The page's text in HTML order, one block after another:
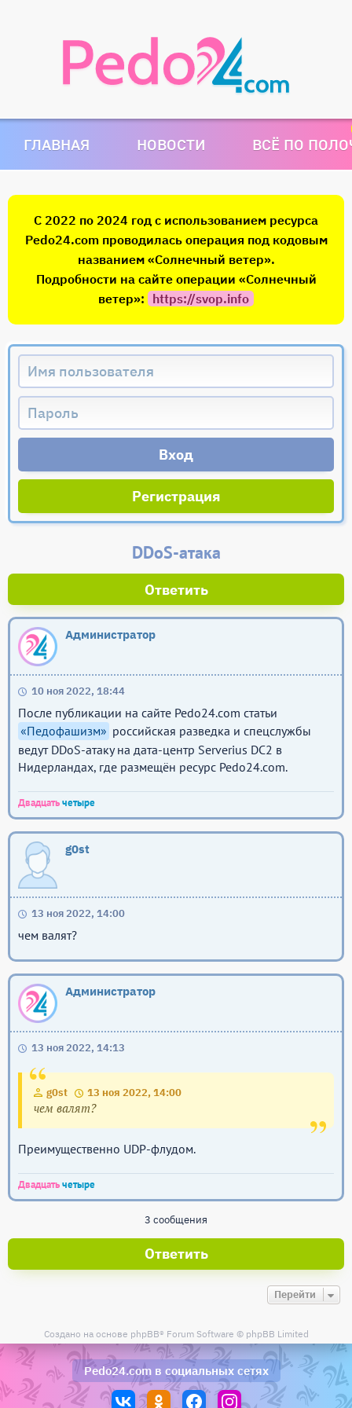
ГЛАВНАЯ НОВОСТИ ВСЁ ПО
С 2022 по 2024 год с использованием ресурса
Pedo24.com проводилась операция под кодовым
названием «Солнечный ветер».
Подробности на сайте операции «Солнечный
ветер»: https://svop.info
Регистрация
DDoS-атака
Ответить
Администратор
10 ноя 2022, 18:44
После публикации на сайте Pedo24.com статьи
«Педофашизм» российская разведка и спецслужбы
ведут DDoS-атаку на дата-центр Serverius DC2 в
Нидерландах, где размещён ресурс Pedo24.com.
Двадцатьчетыре
g0st
13 ноя 2022, 14:00
чем валят?
Администратор
13 ноя 2022, 14:13
g0st 13 ноя 2022, 14:00
чем валят?
Преимущественно UDP-флудом.
Двадцатьчетыре
3 сообщения
Ответить
Перейти
Создано на основе phpBB® Forum Software © phpBB Limited
Pedo24.comв социальных сетях